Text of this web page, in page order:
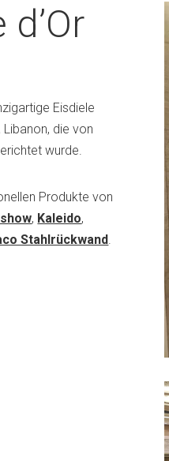
d’Or
Eisdiele
die von
wurde.
Produkte von
, Kaleido,
Stahlrückwand.